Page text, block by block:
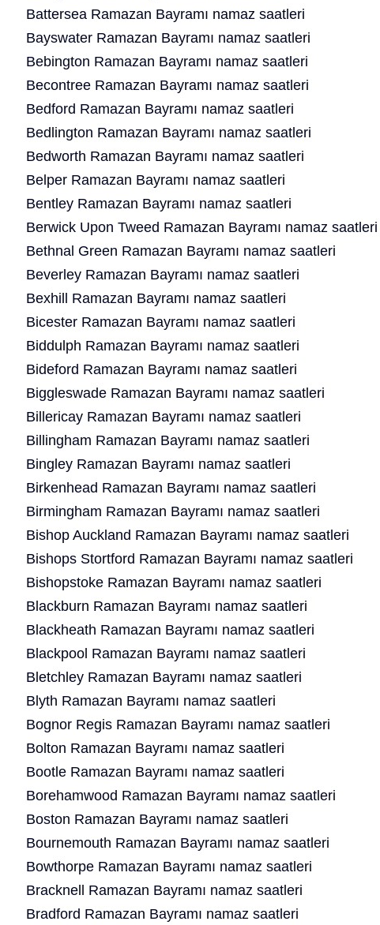
Battersea Ramazan Bayramı namaz saatleri
Bayswater Ramazan Bayramı namaz saatleri
Bebington Ramazan Bayramı namaz saatleri
Becontree Ramazan Bayramı namaz saatleri
Bedford Ramazan Bayramı namaz saatleri
Bedlington Ramazan Bayramı namaz saatleri
Bedworth Ramazan Bayramı namaz saatleri
Belper Ramazan Bayramı namaz saatleri
Bentley Ramazan Bayramı namaz saatleri
Berwick Upon Tweed Ramazan Bayramı namaz saatleri
Bethnal Green Ramazan Bayramı namaz saatleri
Beverley Ramazan Bayramı namaz saatleri
Bexhill Ramazan Bayramı namaz saatleri
Bicester Ramazan Bayramı namaz saatleri
Biddulph Ramazan Bayramı namaz saatleri
Bideford Ramazan Bayramı namaz saatleri
Biggleswade Ramazan Bayramı namaz saatleri
Billericay Ramazan Bayramı namaz saatleri
Billingham Ramazan Bayramı namaz saatleri
Bingley Ramazan Bayramı namaz saatleri
Birkenhead Ramazan Bayramı namaz saatleri
Birmingham Ramazan Bayramı namaz saatleri
Bishop Auckland Ramazan Bayramı namaz saatleri
Bishops Stortford Ramazan Bayramı namaz saatleri
Bishopstoke Ramazan Bayramı namaz saatleri
Blackburn Ramazan Bayramı namaz saatleri
Blackheath Ramazan Bayramı namaz saatleri
Blackpool Ramazan Bayramı namaz saatleri
Bletchley Ramazan Bayramı namaz saatleri
Blyth Ramazan Bayramı namaz saatleri
Bognor Regis Ramazan Bayramı namaz saatleri
Bolton Ramazan Bayramı namaz saatleri
Bootle Ramazan Bayramı namaz saatleri
Borehamwood Ramazan Bayramı namaz saatleri
Boston Ramazan Bayramı namaz saatleri
Bournemouth Ramazan Bayramı namaz saatleri
Bowthorpe Ramazan Bayramı namaz saatleri
Bracknell Ramazan Bayramı namaz saatleri
Bradford Ramazan Bayramı namaz saatleri